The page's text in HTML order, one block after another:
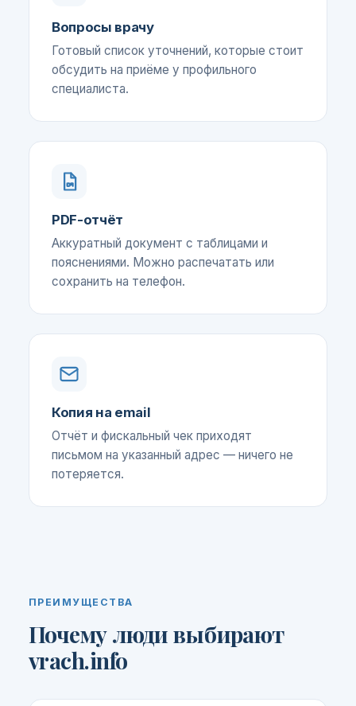
Вопросы врачу
Готовый список уточнений, которые стоит
обсудить на приёме у профильного
специалиста.
PDF-отчёт
Аккуратный документ с таблицами и
пояснениями. Можно распечатать или
сохранить на телефон.
Копия на email
Отчёт и фискальный чек приходят
письмом на указанный адрес — ничего не
потеряется.
ПРЕИМУЩЕСТВА
Почему люди выбирают
vrach.info